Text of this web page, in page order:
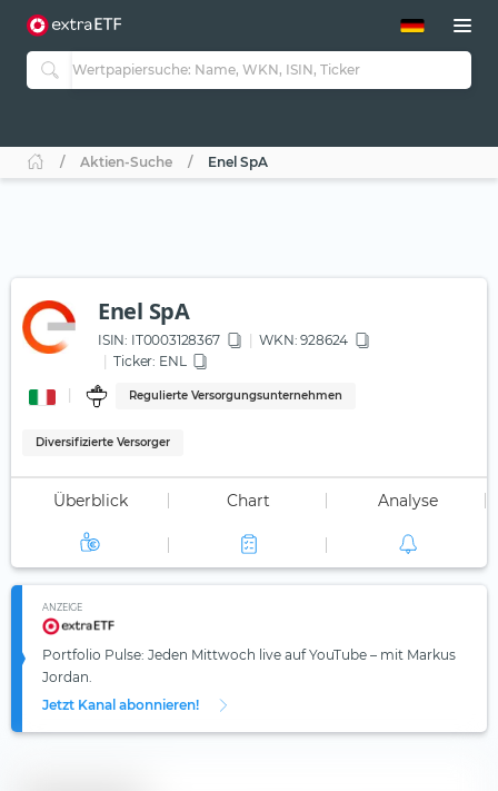
ETF-Guide 2.0
Guide Aktive ETFs
ETF-Sparpläne
Aktien-Suche Enel SpA
Enel SpA
ISIN: IT0003128367 WKN: 928624
Ticker: ENL
Regulierte Versorgungsunternehmen
Diversifizierte Versorger
Überblick Chart Analyse
ANZEIGE
Portfolio Pulse: Jeden Mittwoch live auf YouTube – mit Markus
Jordan.
Jetzt Kanal abonnieren!